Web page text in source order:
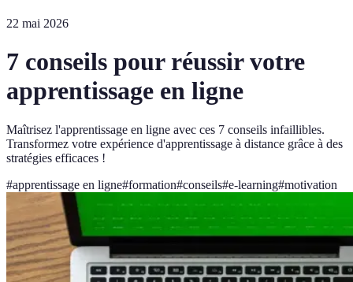
22 mai 2026
7 conseils pour réussir votre
apprentissage en ligne
Maîtrisez l'apprentissage en ligne avec ces 7 conseils infaillibles.
Transformez votre expérience d'apprentissage à distance grâce à des
stratégies efficaces !
#apprentissage en ligne#formation#conseils#e-learning#motivation